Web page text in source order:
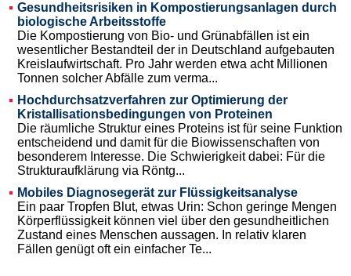
Gesundheitsrisiken in Kompostierungsanlagen durch
biologische Arbeitsstoffe
Die Kompostierung von Bio- und Grünabfällen ist ein
wesentlicher Bestandteil der in Deutschland aufgebauten
Kreislaufwirtschaft. Pro Jahr werden etwa acht Millionen
Tonnen solcher Abfälle zum verma...
Hochdurchsatzverfahren zur Optimierung der
Kristallisationsbedingungen von Proteinen
Die räumliche Struktur eines Proteins ist für seine Funktion
entscheidend und damit für die Biowissenschaften von
besonderem Interesse. Die Schwierigkeit dabei: Für die
Strukturaufklärung via Röntg...
Mobiles Diagnosegerät zur Flüssigkeitsanalyse
Ein paar Tropfen Blut, etwas Urin: Schon geringe Mengen
Körperflüssigkeit können viel über den gesundheitlichen
Zustand eines Menschen aussagen. In relativ klaren
Fällen genügt oft ein einfacher Te...